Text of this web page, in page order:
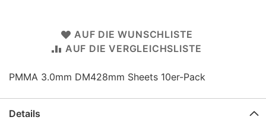
AUF DIE WUNSCHLISTE
AUF DIE VERGLEICHSLISTE
PMMA 3.0mm DM428mm Sheets 10er-Pack
Details